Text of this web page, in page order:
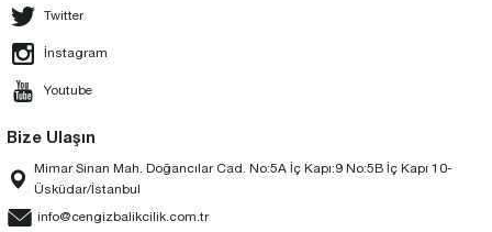
Twitter
İnstagram
Youtube
Bize Ulaşın
Mimar Sinan Mah. Doğancılar Cad. No:5A İç Kapı:9 No:5B İç Kapı 10-
Üsküdar/İstanbul
info@cengizbalikcilik.com.tr